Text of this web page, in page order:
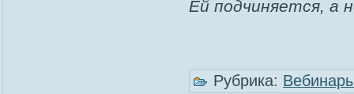
Ей подчиняется, а
Рубрика: